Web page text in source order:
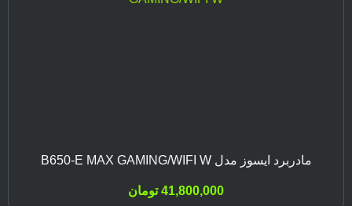
مادربرد ایسوز مدل B650-E MAX GAMING/WIFI W
41,800,000 تومان